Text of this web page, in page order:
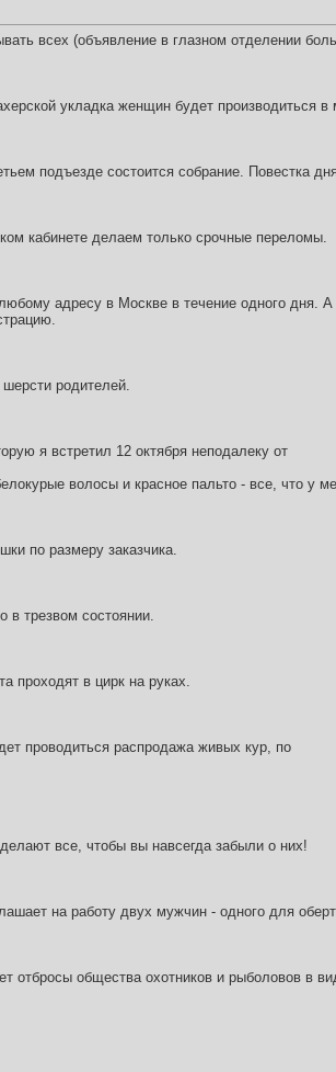
всех (объявление в глазном отделении
укладка женщин будет производиться
подъезде состоится собрание. Повестка
кабинете делаем только срочные переломы.
адресу в Москве в течение одного дня.
родителей.
я встретил 12 октября неподалеку от
волосы и красное пальто - все, что у
по размеру заказчика.
в трезвом состоянии.
проходят в цирк на руках.
проводиться распродажа живых кур, по
все, чтобы вы навсегда забыли о них!
на работу двух мужчин - одного для
отбросы общества охотников и рыболовов в